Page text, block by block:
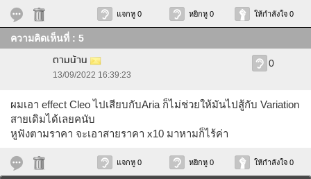
แจกหู 0 หยิกหู 0 ให้กำลังใจ 0
ความคิดเห็นที่ : 5
ตามน้าน
13/09/2022 16:39:23
0
ผมเอา effect Cleo ไปเสียบกับAria ก็ไม่ช่วยให้มันไปสู้กับ Variation
สายเดิมได้เลยคนับ
หูฟังตามราคา จะเอาสายราคา x10 มาหามก็ไร้ค่า
แจกหู 0 หยิกหู 0 ให้กำลังใจ 0